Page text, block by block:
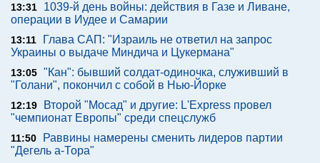
13:31
1039-й день войны: действия в Газе и Ливане,
операции в Иудее и Самарии
13:11
Глава САП: "Израиль не ответил на запрос
Украины о выдаче Миндича и Цукермана"
13:05 "Кан": бывший солдат-одиночка, служивший в
"Голани", покончил с собой в Нью-Йорке
12:19
Второй "Мосад" и другие: L'Express провел
"чемпионат Европы" среди спецслужб
11:50
Раввины намерены сменить лидеров партии
"Дегель а-Тора"